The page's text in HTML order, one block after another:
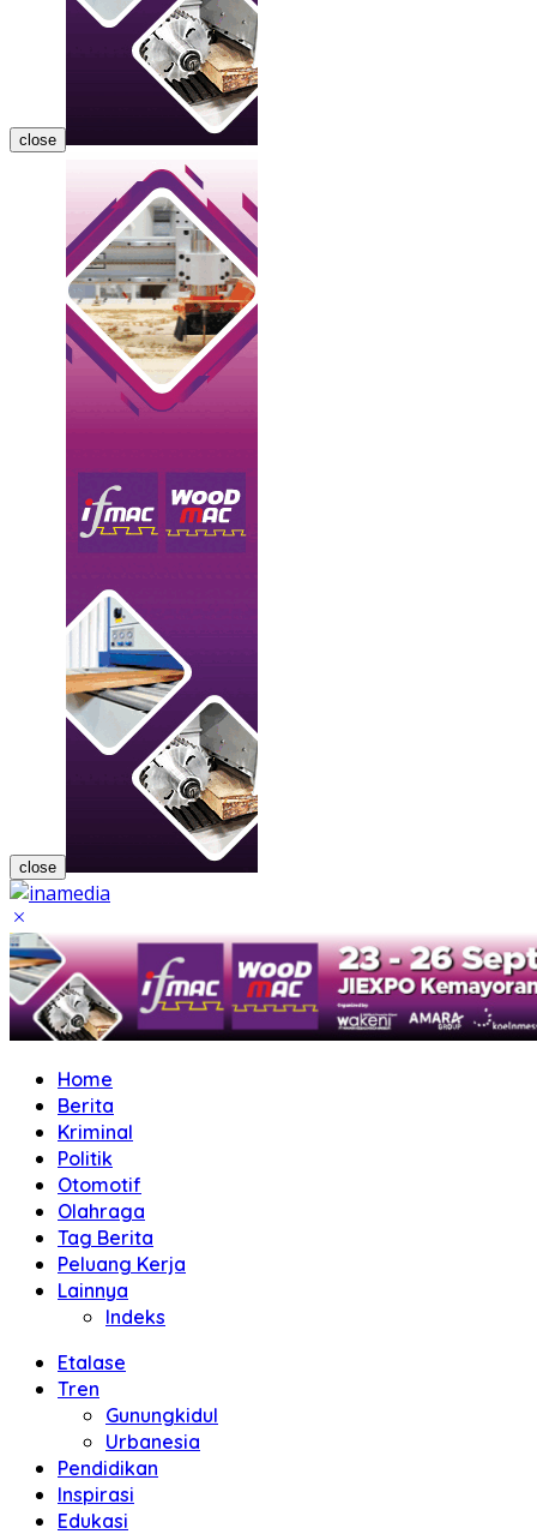
close
close
Home
Berita
Kriminal
Politik
Otomotif
Olahraga
Tag Berita
Peluang Kerja
Lainnya
Indeks
Etalase
Tren
Gunungkidul
Urbanesia
Pendidikan
Inspirasi
Edukasi